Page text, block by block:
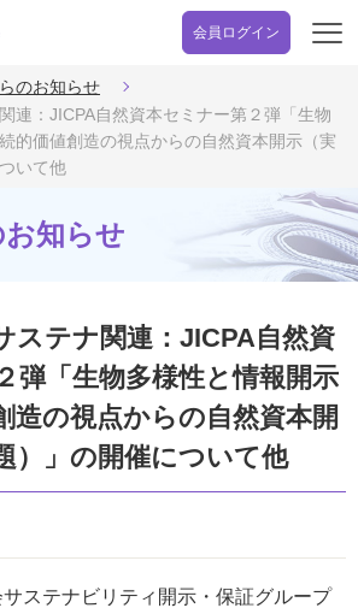
会員ログイン
開
のお知らせ
連：JICPA自然資本セミナー第２弾「生物
的価値創造の視点からの自然資本開示（実
いて他
知らせ
ステナ関連：JICPA自然資
弾「生物多様性と情報開示
造の視点からの自然資本開
）」の開催について他
ステナビリティ開示・保証グループ